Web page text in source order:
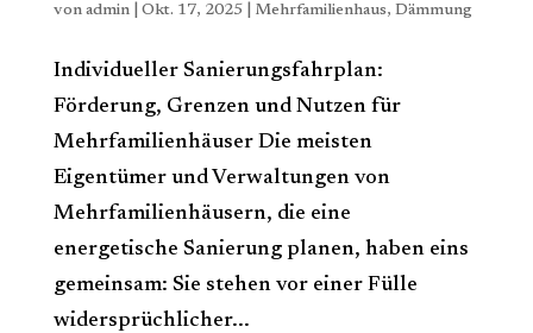
von admin| Okt. 17, 2025| Mehrfamilienhaus, Dämmung
Individueller Sanierungsfahrplan:
Förderung, Grenzen und Nutzen für
Mehrfamilienhäuser Die meisten
Eigentümer und Verwaltungen von
Mehrfamilienhäusern, die eine
energetische Sanierung planen, haben eins
gemeinsam: Sie stehen vor einer Fülle
widersprüchlicher...